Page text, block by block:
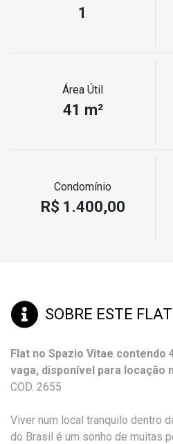
1
Área Útil
41 m²
Condomínio
R$ 1.400,00
SOBRE ESTE FLAT
Flat no Spazio Vitae contendo
vaga, disponível para locação
COD. 2655
Viver num local tranquilo dentro
do Brasil é um sonho de muitas